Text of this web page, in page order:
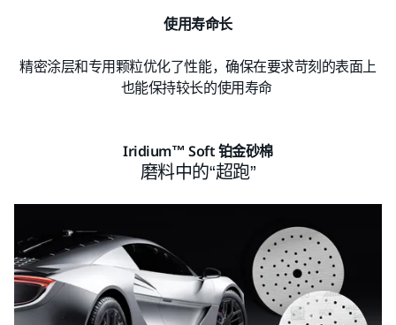
使用寿命长
精密涂层和专用颗粒优化了性能，确保在要求苛刻的表面上
也能保持较长的使用寿命
Iridium™ Soft 铂金砂棉
磨料中的“超跑”